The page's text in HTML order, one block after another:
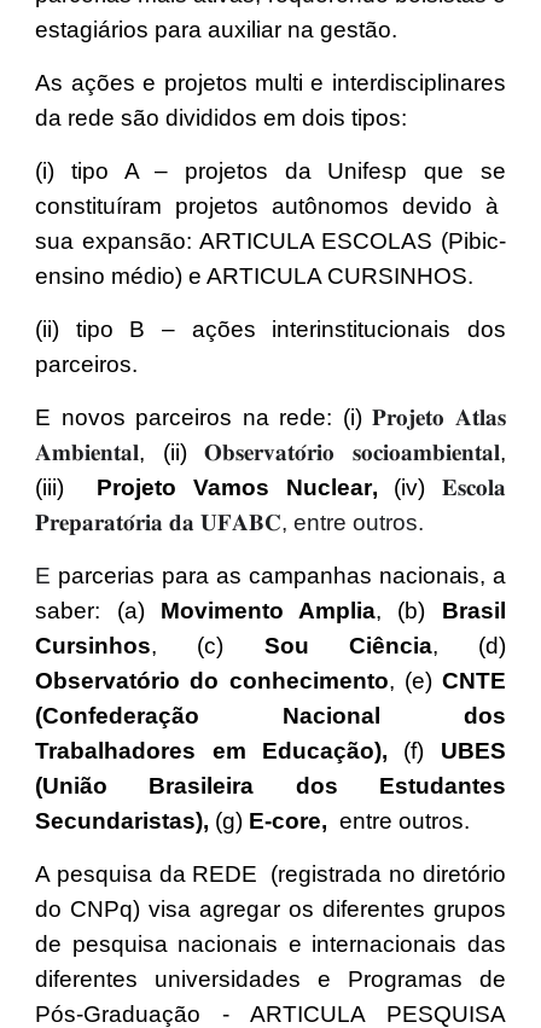
estagiários para auxiliar na gestão.
As ações e projetos multi e interdisciplinares
da rede são divididos em dois tipos:
(i) tipo A – projetos da Unifesp que se
constituíram projetos autônomos devido à
sua expansão: ARTICULA ESCOLAS (Pibic-
ensino médio) e ARTICULA CURSINHOS.
(ii) tipo B – ações interinstitucionais dos
parceiros.
E novos parceiros na rede: (i)𝐏𝐫𝐨𝐣𝐞𝐭𝐨 𝐀𝐭𝐥𝐚𝐬
𝐀𝐦𝐛𝐢𝐞𝐧𝐭𝐚𝐥, (ii)𝐎𝐛𝐬𝐞𝐫𝐯𝐚𝐭𝐨́𝐫𝐢𝐨 𝐬𝐨𝐜𝐢𝐨𝐚𝐦𝐛𝐢𝐞𝐧𝐭𝐚𝐥,
(iii) Projeto Vamos Nuclear, (iv) 𝐄𝐬𝐜𝐨𝐥𝐚
𝐏𝐫𝐞𝐩𝐚𝐫𝐚𝐭𝐨́𝐫𝐢𝐚 𝐝𝐚 𝐔𝐅𝐀𝐁𝐂, entre outros.
E parcerias para as campanhas nacionais, a
saber: (a) Movimento Amplia, (b) Brasil
Cursinhos, (c) Sou Ciência, (d)
Observatório do conhecimento, (e) CNTE
(Confederação Nacional dos
Trabalhadores em Educação), (f) UBES
(União Brasileira dos Estudantes
Secundaristas), (g) E-core, entre outros.
A pesquisa da REDE
(registrada no diretório
do CNPq)visa agregar os diferentes grupos
de pesquisa nacionais e internacionais das
diferentes universidades e Programas de
Pós-Graduação - ARTICULA PESQUISA